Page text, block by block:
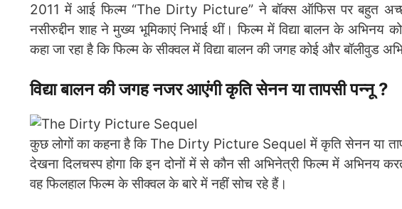
2011 में आई फिल्म “The Dirty Picture” ने बॉक्स ऑफिस पर बहुत
नसीरुद्दीन शाह ने मुख्य भूमिकाएं निभाई थीं। फिल्म में विद्या बालन के
कहा जा रहा है कि फिल्म के सीक्वल में विद्या बालन की जगह कोई और बॉलीवुड
विद्या बालन की जगह नजर आएंगी कृति सेनन या तापसी पन्नू?
कुछ लोगों का कहना है कि The Dirty Picture Sequel में कृति सेनन या
देखना दिलचस्प होगा कि इन दोनों में से कौन सी अभिनेत्री फिल्म में अभिनय
वह फिलहाल फिल्म के सीक्वल के बारे में नहीं सोच रहे हैं।